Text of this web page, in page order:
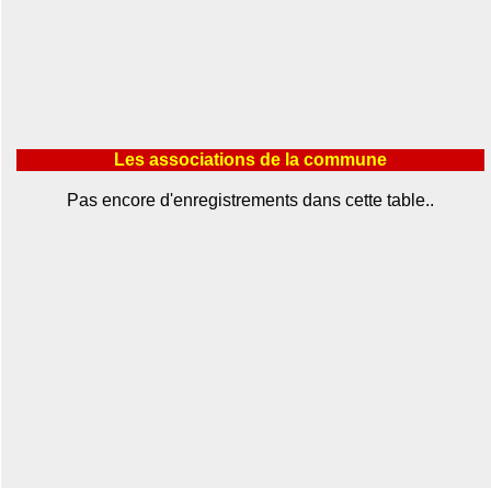
Les associations de la commune
Pas encore d'enregistrements dans cette table..